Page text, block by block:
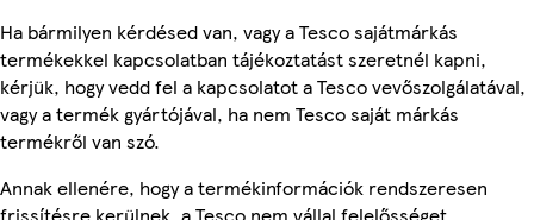
Ha bármilyen kérdésed van, vagy a Tesco sajátmárkás
termékekkel kapcsolatban tájékoztatást szeretnél kapni,
kérjük, hogy vedd fel a kapcsolatot a Tesco vevőszolgálatával,
vagy a termék gyártójával, ha nem Tesco saját márkás
termékről van szó.
Annak ellenére, hogy a termékinformációk rendszeresen
frissítésre kerülnek, a Tesco nem vállal felelősséget